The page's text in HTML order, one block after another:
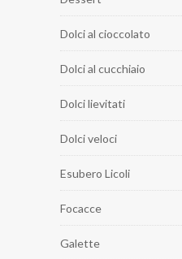
Dolci al cioccolato
Dolci al cucchiaio
Dolci lievitati
Dolci veloci
Esubero Licoli
Focacce
Galette